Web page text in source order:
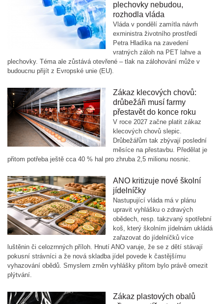
plechovky nebudou,
rozhodla vláda
Vláda v pondělí zamítla návrh
exministra životního prostředí
Petra Hladíka na zavedení
vratných záloh na PET lahve a
plechovky. Téma ale zůstává otevřené – tlak na zálohování může v
budoucnu přijít z Evropské unie (EU).
Zákaz klecových chovů:
drůbežáři musí farmy
přestavět do konce roku
V roce 2027 začne platit zákaz
klecových chovů slepic.
Drůbežářům tak zbývají poslední
měsíce na přestavbu. Předělat je
přitom potřeba ještě cca 40 % hal pro zhruba 2,5 milionu nosnic.
ANO kritizuje nové školní
jídelníčky
Nastupující vláda má v plánu
upravit vyhlášku o zdravých
obědech, resp. takzvaný spotřební
koš, který školním jídelnám ukládá
zařazovat do jídelníčků více
luštěnin či celozrnných příloh. Hnutí ANO varuje, že se z dětí stávají
pokusní strávníci a že nová skladba jídel povede k častějšímu
vyhazování obědů. Smyslem změn vyhlášky přitom bylo právě omezit
plýtvání.
Zákaz plastových obalů